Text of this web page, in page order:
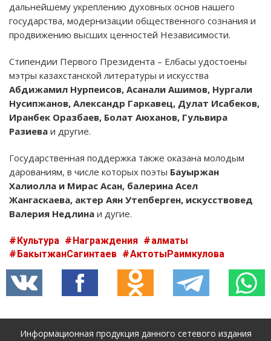
дальнейшему укреплению духовных основ нашего
государства, модернизации общественного сознания и
продвижению высших ценностей Независимости.
Стипендии Первого Президента – Елбасы удостоены
мэтры казахстанской литературы и искусства
Абдижамил Нурпеисов, Асанали Ашимов, Нургали
Нусипжанов, Александр Гаркавец, Дулат Исабеков,
Иранбек Оразбаев, Болат Аюханов, Гульвира
Разиева и другие.
Государственная поддержка также оказана молодым
дарованиям, в числе которых поэты Бауыржан
Халиолла и Мирас Асан, балерина Асел
Жангаскаева, актер Аян Утепберген, искусствовед
Валерия Недлина и дугие.
Культура Награждения
алматы
БакытжанСагинтаев
АктотыРаимкулова
Информационная продукция данного сетевого издания